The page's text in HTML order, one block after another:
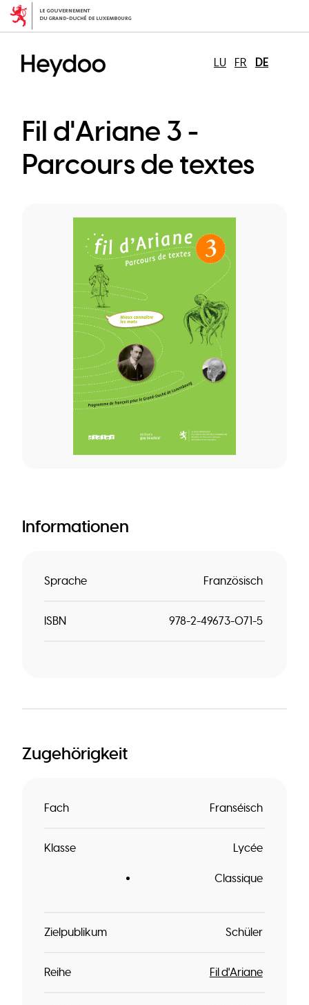
Direkt
zum
LU FR DE
Fil d'Ariane 3 -
Parcours de textes
Informationen
Sprache Französisch
ISBN 978-2-49673-071-5
Zugehörigkeit
Fach Franséisch
Klasse Lycée
Classique
Zielpublikum Schüler
Reihe Fil d'Ariane